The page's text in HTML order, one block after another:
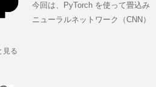
今回は、PyTorch を使って畳込み
ニューラルネットワーク（CNN）
見る